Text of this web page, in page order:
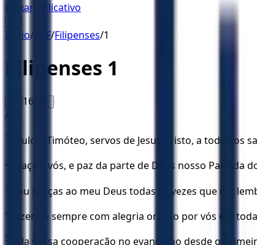
Baixar Aplicativo
Início/ ACF/Filipenses/1
Filipenses 1
16 A+
ACF
1 Paulo e Timóteo, servos de Jesus Cristo, a todos os
2 Graça a vós, e paz da parte de Deus nosso Pai e da
3 Dou graças ao meu Deus todas as vezes que me
4 Fazendo sempre com alegria oração por vós em
5 Pela vossa cooperação no evangelho desde o